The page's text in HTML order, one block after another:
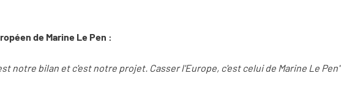
de Marine Le Pen :
notre bilan et c'est notre projet. Casser l'Europe, c'est celui de Marine Le Pen"